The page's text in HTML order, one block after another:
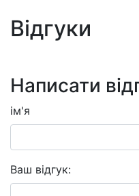
Відгуки
Написати
ім'я
Ваш відгук: